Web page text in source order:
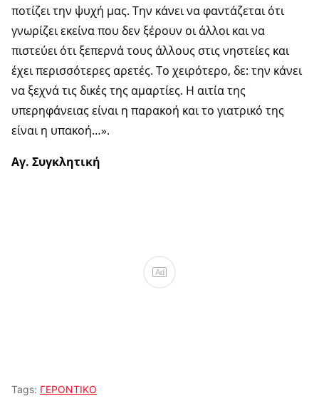
ποτίζει την ψυχή μας. Την κάνει να φαντάζεται ότι
γνωρίζει εκείνα που δεν ξέρουν οι άλλοι και να
πιστεύει ότι ξεπερνά τους άλλους στις νηστείες και
έχει περισσότερες αρετές. Το χειρότερο, δε: την κάνει
να ξεχνά τις δικές της αμαρτίες. Η αιτία της
υπερηφάνειας είναι η παρακοή και το γιατρικό της
είναι η υπακοή…».
Αγ. Συγκλητική
Ad
Tags: ΓΕΡΟΝΤΙΚΟ